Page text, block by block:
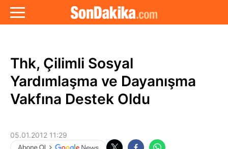
Thk, Çilimli Sosyal
Yardımlaşma ve Dayanışma
Vakfına Destek Oldu
05.01.2012 11:29